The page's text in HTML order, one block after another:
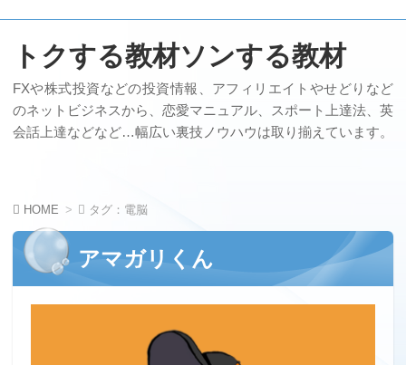
トクする教材ソンする教材
FXや株式投資などの投資情報、アフィリエイトやせどりなど
のネットビジネスから、恋愛マニュアル、スポート上達法、英
会話上達などなど…幅広い裏技ノウハウは取り揃えています。
HOME タグ：電脳
アマガリくん